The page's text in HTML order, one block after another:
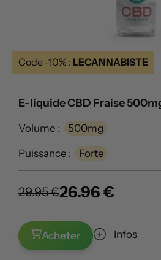
Code -10% : LECANNABISTE
E-liquide CBD Fraise
Volume : 500mg
Puissance : Forte
29.95 €26.96 €
Acheter Infos